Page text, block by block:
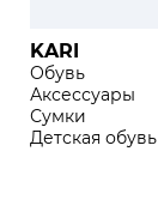
KARI
Обувь
Аксессуары
Сумки
Детская обувь